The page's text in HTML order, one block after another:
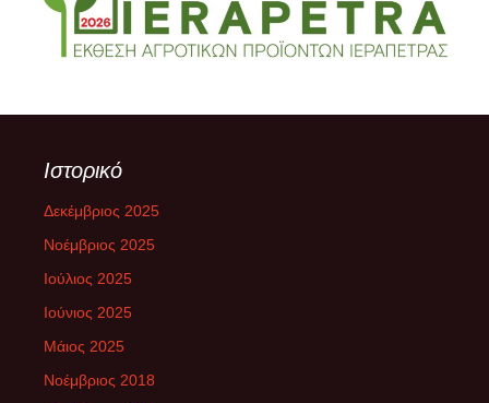
Ιστορικό
Δεκέμβριος 2025
Νοέμβριος 2025
Ιούλιος 2025
Ιούνιος 2025
Μάιος 2025
Νοέμβριος 2018